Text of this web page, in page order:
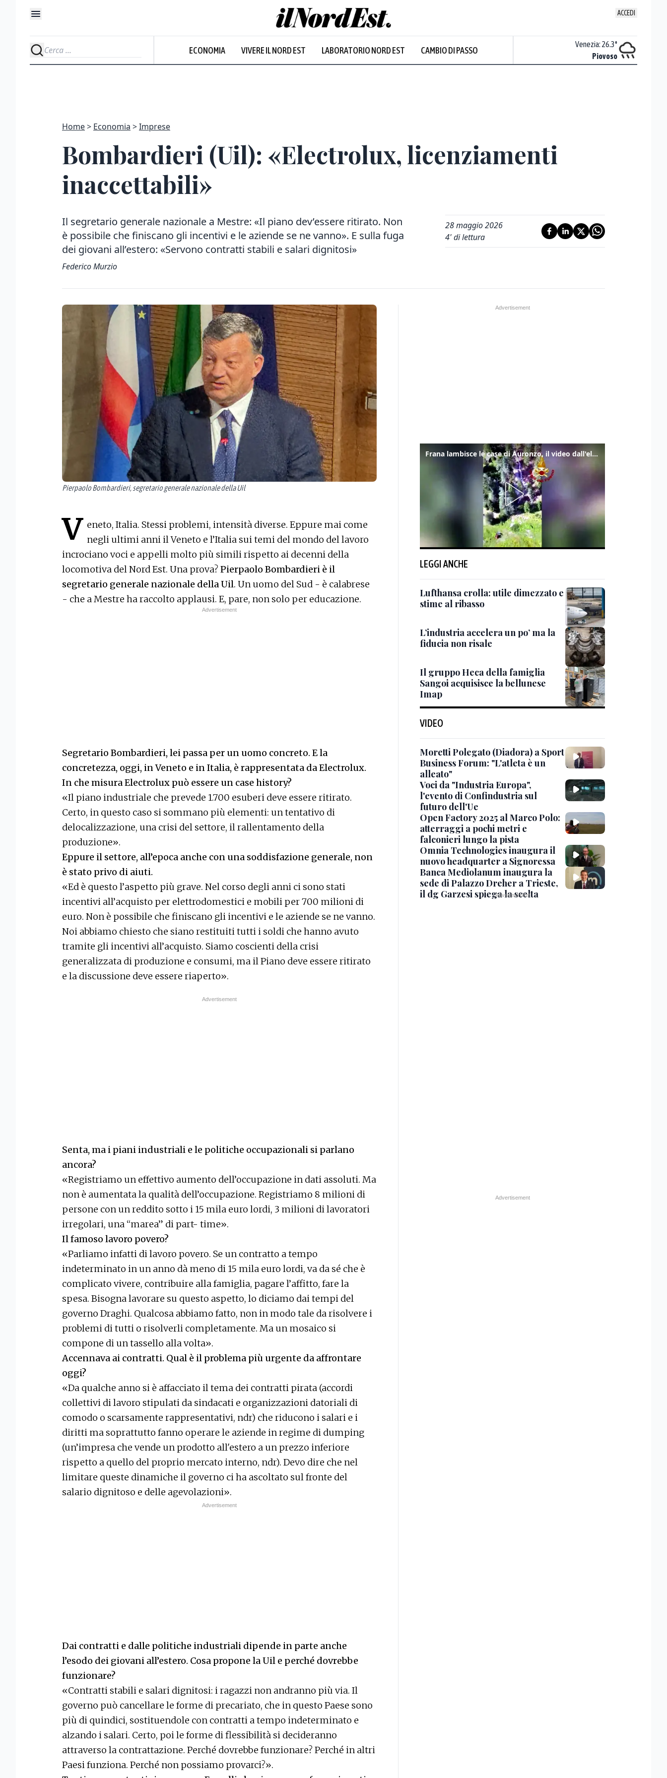
ACCEDI
ECONOMIA VIVERE IL NORD EST LABORATORIO NORD EST CAMBIO DI PASSO
Nuvoloso
Venezia: 26.3°
Piovoso
Home Economia Imprese
Bombardieri (Uil): «Electrolux, licenziamenti
inaccettabili»
Il segretario generale nazionale a Mestre: «Il piano dev’essere ritirato. Non
è possibile che finiscano gli incentivi e le aziende se ne vanno». E sulla fuga
dei giovani all’estero: «Servono contratti stabili e salari dignitosi»
Federico Murzio
28 maggio 2026
4' di lettura
Pierpaolo Bombardieri, segretario generale nazionale della Uil
V eneto, Italia. Stessi problemi, intensità diverse. Eppure mai come
negli ultimi anni il Veneto e l’Italia sui temi del mondo del lavoro
incrociano voci e appelli molto più simili rispetto ai decenni della
locomotiva del Nord Est. Una prova? Pierpaolo Bombardieri è il
segretario generale nazionale della Uil. Un uomo del Sud - è calabrese
- che a Mestre ha raccolto applausi. E, pare, non solo per educazione.
Segretario Bombardieri, lei passa per un uomo concreto. E la
concretezza, oggi, in Veneto e in Italia, è rappresentata da Electrolux.
In che misura Electrolux può essere un case history?
«Il piano industriale che prevede 1.700 esuberi deve essere ritirato.
Certo, in questo caso si sommano più elementi: un tentativo di
delocalizzazione, una crisi del settore, il rallentamento della
produzione».
Eppure il settore, all’epoca anche con una soddisfazione generale, non
è stato privo di aiuti.
«Ed è questo l’aspetto più grave. Nel corso degli anni ci sono stati
incentivi all’acquisto per elettrodomestici e mobili per 700 milioni di
euro. Non è possibile che finiscano gli incentivi e le aziende se ne vanno.
Noi abbiamo chiesto che siano restituiti tutti i soldi che hanno avuto
tramite gli incentivi all’acquisto. Siamo coscienti della crisi
generalizzata di produzione e consumi, ma il Piano deve essere ritirato
e la discussione deve essere riaperto».
Senta, ma i piani industriali e le politiche occupazionali si parlano
ancora?
«Registriamo un effettivo aumento dell’occupazione in dati assoluti. Ma
non è aumentata la qualità dell’occupazione. Registriamo 8 milioni di
persone con un reddito sotto i 15 mila euro lordi, 3 milioni di lavoratori
irregolari, una “marea” di part- time».
Il famoso lavoro povero?
«Parliamo infatti di lavoro povero. Se un contratto a tempo
indeterminato in un anno dà meno di 15 mila euro lordi, va da sé che è
complicato vivere, contribuire alla famiglia, pagare l’affitto, fare la
spesa. Bisogna lavorare su questo aspetto, lo diciamo dai tempi del
governo Draghi. Qualcosa abbiamo fatto, non in modo tale da risolvere i
problemi di tutti o risolverli completamente. Ma un mosaico si
compone di un tassello alla volta».
Accennava ai contratti. Qual è il problema più urgente da affrontare
oggi?
«Da qualche anno si è affacciato il tema dei contratti pirata (accordi
collettivi di lavoro stipulati da sindacati e organizzazioni datoriali di
comodo o scarsamente rappresentativi, ndr) che riducono i salari e i
diritti ma soprattutto fanno operare le aziende in regime di dumping
(un’impresa che vende un prodotto all'estero a un prezzo inferiore
rispetto a quello del proprio mercato interno, ndr). Devo dire che nel
limitare queste dinamiche il governo ci ha ascoltato sul fronte del
salario dignitoso e delle agevolazioni».
Dai contratti e dalle politiche industriali dipende in parte anche
l’esodo dei giovani all’estero. Cosa propone la Uil e perché dovrebbe
funzionare?
«Contratti stabili e salari dignitosi: i ragazzi non andranno più via. Il
governo può cancellare le forme di precariato, che in questo Paese sono
più di quindici, sostituendole con contratti a tempo indeterminato e
alzando i salari. Certo, poi le forme di flessibilità si decideranno
attraverso la contrattazione. Perché dovrebbe funzionare? Perché in altri
Paesi funziona. Perché non possiamo provarci?».
Frana lambisce le case di Auronzo, il video dall'elicottero dei vigili del fuoco
LEGGI ANCHE
Lufthansa crolla: utile dimezzato e
stime al ribasso
L’industria accelera un po’ ma la
fiducia non risale
Il gruppo Heca della famiglia
Sangoi acquisisce la bellunese
Imap
VIDEO
Moretti Polegato (Diadora) a Sport
Business Forum: "L'atleta è un
alleato"
Voci da "Industria Europa",
l'evento di Confindustria sul
futuro dell'Ue
Open Factory 2025 al Marco Polo:
atterraggi a pochi metri e
falconieri lungo la pista
Omnia Technologies inaugura il
nuovo headquarter a Signoressa
Banca Mediolanum inaugura la
sede di Palazzo Dreher a Trieste,
il dg Garzesi spiega la scelta